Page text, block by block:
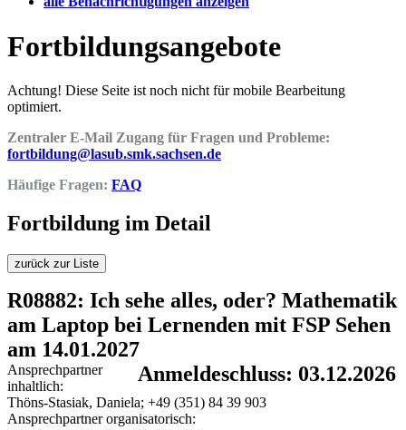
Fortbildungsangebote
Achtung! Diese Seite ist noch nicht für mobile Bearbeitung
optimiert.
Zentraler E-Mail Zugang für Fragen und Probleme:
fortbildung@lasub.smk.sachsen.de
Häufige Fragen: FAQ
Fortbildung im Detail
zurück zur Liste
R08882: Ich sehe alles, oder? Mathematik
am Laptop bei Lernenden mit FSP Sehen
am 14.01.2027
Anmeldeschluss: 03.12.2026
Ansprechpartner
inhaltlich:
Thöns-Stasiak, Daniela; +49 (351) 84 39 903
Ansprechpartner organisatorisch: